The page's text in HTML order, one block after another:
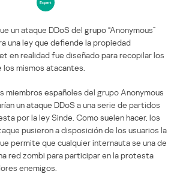
un ataque DDoS del grupo “Anonymous”
una ley que defiende la propiedad
en realidad fue diseñado para recopilar los
mismos atacantes.
miembros españoles del grupo Anonymous
un ataque DDoS a una serie de partidos
por la ley Sinde. Como suelen hacer, los
pusieron a disposición de los usuarios la
permite que cualquier internauta se una de
red zombi para participar en la protesta
enemigos.